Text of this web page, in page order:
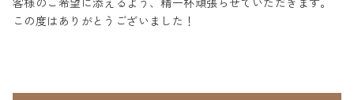
この度はありがとうございました！